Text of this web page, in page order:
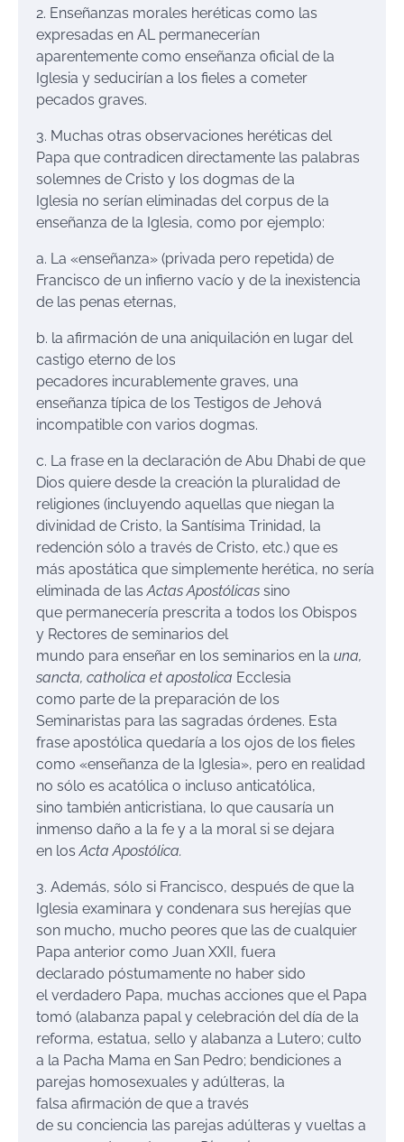
2. Enseñanzas morales heréticas como las
expresadas en AL permanecerían
aparentemente como enseñanza oficial de la
Iglesia y seducirían a los fieles a cometer
pecados graves.
3. Muchas otras observaciones heréticas del
Papa que contradicen directamente las palabras
solemnes de Cristo y los dogmas de la
Iglesia no serían eliminadas del corpus de la
enseñanza de la Iglesia, como por ejemplo:
a. La «enseñanza» (privada pero repetida) de
Francisco de un infierno vacío y de la inexistencia
de las penas eternas,
b. la afirmación de una aniquilación en lugar del
castigo eterno de los
pecadores incurablemente graves, una
enseñanza típica de los Testigos de Jehová
incompatible con varios dogmas.
c. La frase en la declaración de Abu Dhabi de que
Dios quiere desde la creación la pluralidad de
religiones (incluyendo aquellas que niegan la
divinidad de Cristo, la Santísima Trinidad, la
redención sólo a través de Cristo, etc.) que es
más apostática que simplemente herética, no sería
eliminada de lasActas Apostólicas sino
que permanecería prescrita a todos los Obispos
y Rectores de seminarios del
mundo para enseñar en los seminarios en la una,
sancta, catholica et apostolica Ecclesia
como parte de la preparación de los
Seminaristas para las sagradas órdenes. Esta
frase apostólica quedaría a los ojos de los fieles
como «enseñanza de la Iglesia», pero en realidad
no sólo es acatólica o incluso anticatólica,
sino también anticristiana, lo que causaría un
inmenso daño a la fe y a la moral si se dejara
en losActa Apostólica.
3. Además, sólo si Francisco, después de que la
Iglesia examinara y condenara sus herejías que
son mucho, mucho peores que las de cualquier
Papa anterior como Juan XXII, fuera
declarado póstumamente no haber sido
el verdadero Papa, muchas acciones que el Papa
tomó (alabanza papal y celebración del día de la
reforma, estatua, sello y alabanza a Lutero; culto
a la Pacha Mama en San Pedro; bendiciones a
parejas homosexuales y adúlteras, la
falsa afirmación de que a través
de su conciencia las parejas adúlteras y vueltas a